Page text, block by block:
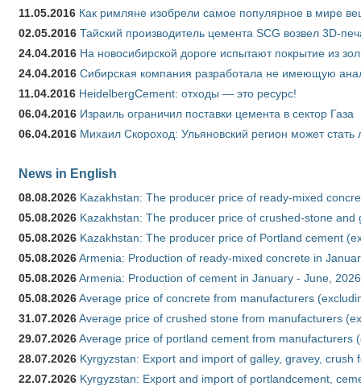
11.05.2016 Как римляне изобрели самое популярное в мире
02.05.2016 Тайский производитель цемента SCG возвел 3D-
24.04.2016 На новосибирской дороге испытают покрытие из
24.04.2016 Сибирская компания разработала не имеющую
11.04.2016 HeidelbergCement: отходы — это ресурс!
06.04.2016 Израиль ограничил поставки цемента в сектор Газа
06.04.2016 Михаил Скороход: Ульяновский регион может
News in English
08.08.2026 Kazakhstan: The producer price of ready-mixed
05.08.2026 Kazakhstan: The producer price of crushed-stone and
05.08.2026 Kazakhstan: The producer price of Portland cement
05.08.2026Armenia: Production of ready-mixed concrete in
05.08.2026Armenia: Production of cement in January - June, 2026
05.08.2026Average price of concrete from manufacturers
31.07.2026Average price of crushed stone from manufacturers
29.07.2026Average price of portland cement from manufacturers
28.07.2026 Kyrgyzstan: Export and import of galley, gravey,
22.07.2026 Kyrgyzstan: Export and import of portlandcement,